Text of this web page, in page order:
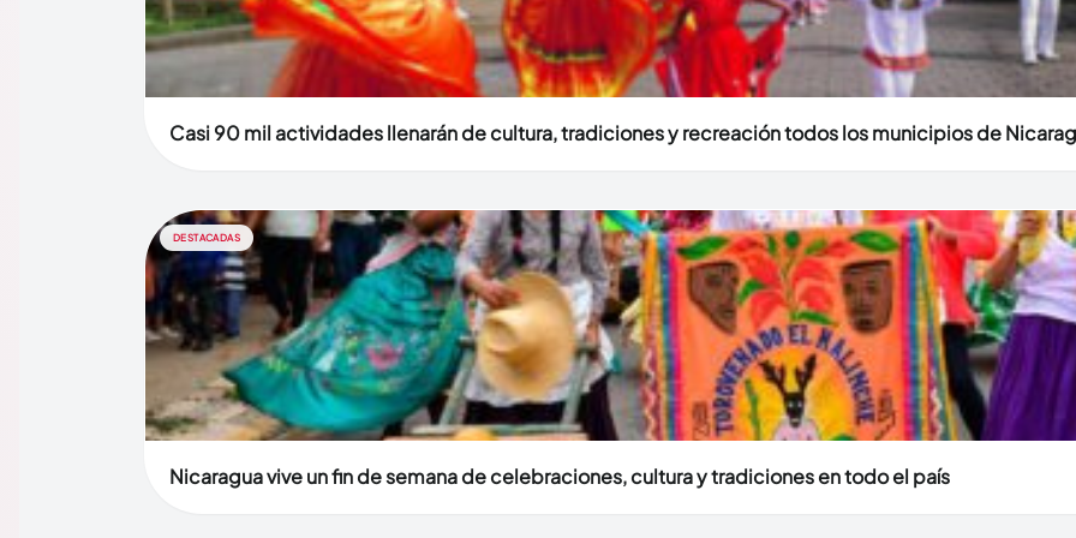
Casi 90 mil actividades llenarán de cultura, tradiciones y recreación todos los municipios de
DESTACADAS
Nicaragua vive un fin de semana de celebraciones, cultura y tradiciones en todo el país